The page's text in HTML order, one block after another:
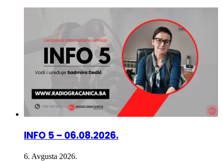
INFO 5 – 06.08.2026.
6. Avgusta 2026.